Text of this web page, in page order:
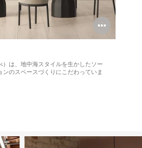
Open
image
tooltip
は、地中海スタイルを生かしたソー
ンのスペースづくりにこだわっていま